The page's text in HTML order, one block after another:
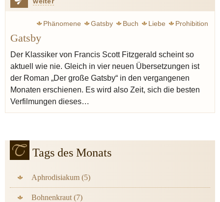
Phänomene Gatsby Buch Liebe
Prohibition
Gatsby
Der Klassiker von Francis Scott Fitzgerald scheint so
aktuell wie nie. Gleich in vier neuen Übersetzungen ist
der Roman „Der große Gatsby“ in den vergangenen
Monaten erschienen. Es wird also Zeit, sich die besten
Verfilmungen dieses…
Tags des Monats
Aphrodisiakum (5)
Bohnenkraut (7)